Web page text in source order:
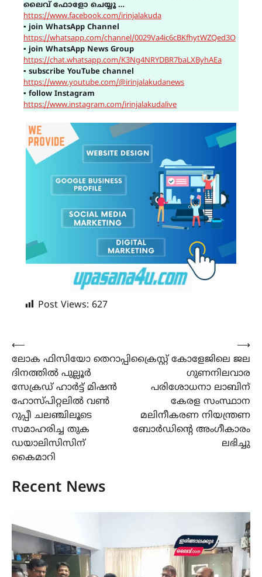
ലൈവ് ഫോളോ ചെയ്യൂ …
https://www.facebook.com/irinjalakuda
▪ join WhatsApp Channel
https://whatsapp.com/channel/0029Va4ic6cBKfhytWZQed3O
▪ join WhatsApp News Group
https://chat.whatsapp.com/K3Ng4NRYDBR7baLXByhAEa
▪ subscribe YouTube channel
https://www.youtube.com/@irinjalakudanews
▪ follow Instagram
https://www.instagram.com/irinjalakudalive
Post Views: 627
Post
navigation
⟵
ലോക ഫിസിയോ തെറാപ്പി
ദിനത്തിൽ പുല്ലൂർ
സേക്രഡ് ഹാർട്ട് മിഷൻ
ഹോസ്പിറ്റലിൽ വൺ
റുപ്പീ ചലഞ്ചിലൂടെ
സമാഹരിച്ച തുക
ഡയാലിസിസിന്
കൈമാറി
ക്രൈസ്റ്റ് കോളേജിലെ ജല
ഗുണനിലവാര
പരിശോധനാ ലാബിന്
കേരള സംസ്ഥാന
മലിനീകരണ നിയന്ത്രണ
ബോർഡിന്റെ അംഗീകാരം
ലഭിച്ചു
⟶
Recent News